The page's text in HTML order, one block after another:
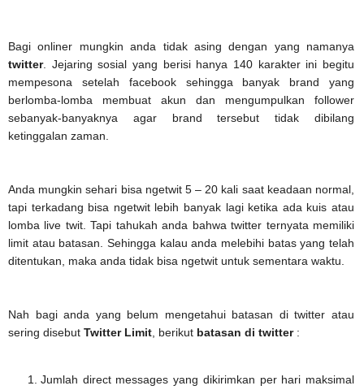
Bagi onliner mungkin anda tidak asing dengan yang namanya
twitter. Jejaring sosial yang berisi hanya 140 karakter ini begitu
mempesona setelah facebook sehingga banyak brand yang
berlomba-lomba membuat akun dan mengumpulkan follower
sebanyak-banyaknya agar brand tersebut tidak dibilang
ketinggalan zaman.
Anda mungkin sehari bisa ngetwit 5 – 20 kali saat keadaan normal,
tapi terkadang bisa ngetwit lebih banyak lagi ketika ada kuis atau
lomba live twit. Tapi tahukah anda bahwa twitter ternyata memiliki
limit atau batasan. Sehingga kalau anda melebihi batas yang telah
ditentukan, maka anda tidak bisa ngetwit untuk sementara waktu.
Nah bagi anda yang belum mengetahui batasan di twitter atau
sering disebut Twitter Limit , berikut batasan di twitter:
Jumlah direct messages yang dikirimkan per hari maksimal